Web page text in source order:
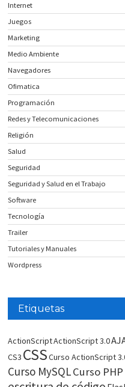
Internet
Juegos
Marketing
Medio Ambiente
Navegadores
Ofimatica
Programación
Redes y Telecomunicaciones
Religión
Salud
Seguridad
Seguridad y Salud en el Trabajo
Software
Tecnología
Trailer
Tutoriales y Manuales
Wordpress
Etiquetas
ActionScriptActionScript 3.0
CS3 CSSCurso ActionScript
Curso MySQLCurso PHP